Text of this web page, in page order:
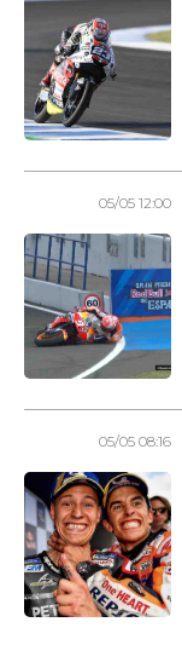
05/05 12:00
05/05 08:16